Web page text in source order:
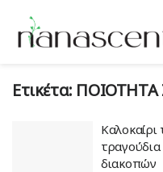
Ετικέτα: ΠΟΙΟΤΗΤΑ
διακοπών